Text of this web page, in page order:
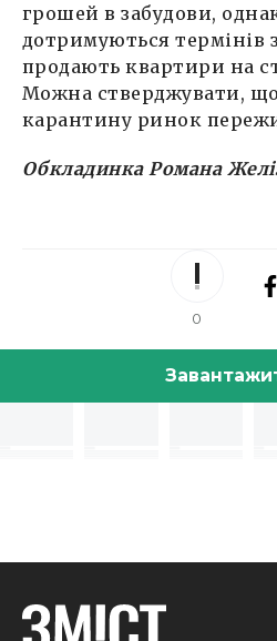
грошей в забудови,
дотримуються термінів
продають квартири на
Можна стверджувати,
карантину ринок
Обкладинка Романа
0